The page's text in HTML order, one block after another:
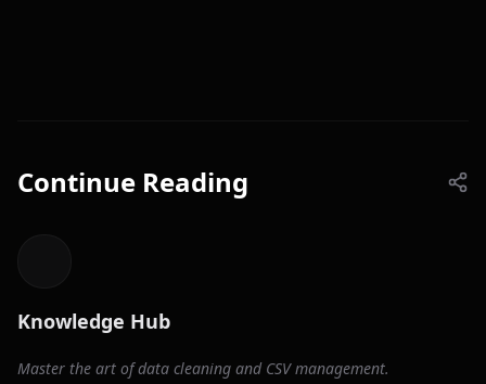
Continue Reading
Knowledge Hub
Master the art of data cleaning and CSV management.